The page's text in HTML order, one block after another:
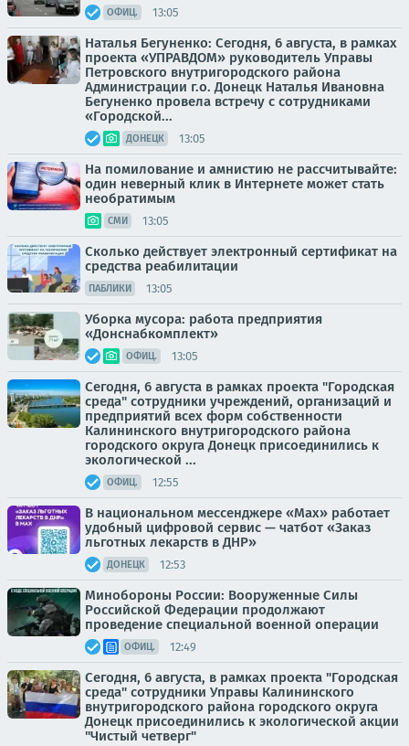
ОФИЦ. 13:05
Наталья Бегуненко: Сегодня, 6 августа, в рамках
проекта «УПРАВДОМ» руководитель Управы
Петровского внутригородского района
Администрации г.о. Донецк Наталья Ивановна
Бегуненко провела встречу с сотрудниками
«Городской...
ДОНЕЦК 13:05
На помилование и амнистию не рассчитывайте:
один неверный клик в Интернете может стать
необратимым
СМИ 13:05
Сколько действует электронный сертификат на
средства реабилитации
ПАБЛИКИ 13:05
Уборка мусора: работа предприятия
«Донснабкомплект»
ОФИЦ. 13:05
Сегодня, 6 августа в рамках проекта "Городская
среда" сотрудники учреждений, организаций и
предприятий всех форм собственности
Калининского внутригородского района
городского округа Донецк присоединились к
экологической ...
ОФИЦ. 12:55
В национальном мессенджере «Max» работает
удобный цифровой сервис — чатбот «Заказ
льготных лекарств в ДНР»
ДОНЕЦК 12:53
Минобороны России: Вооруженные Силы
Российской Федерации продолжают
проведение специальной военной операции
ОФИЦ. 12:49
Сегодня, 6 августа, в рамках проекта "Городская
среда" сотрудники Управы Калининского
внутригородского района городского округа
Донецк присоединились к экологической акции
"Чистый четверг"